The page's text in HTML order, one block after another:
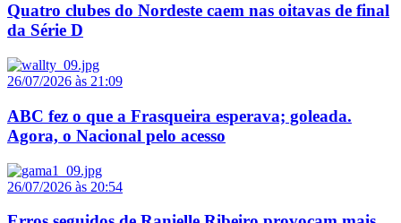
Quatro clubes do Nordeste caem nas oitavas de final
da Série D
26/07/2026 às 21:09
ABC fez o que a Frasqueira esperava; goleada.
Agora, o Nacional pelo acesso
26/07/2026 às 20:54